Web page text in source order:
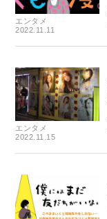
エンタメ
2022.11.11
エンタメ
2022.11.15